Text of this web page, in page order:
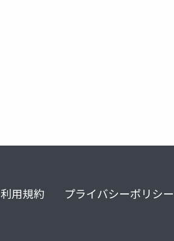
利用規約 プライバシーポリシー